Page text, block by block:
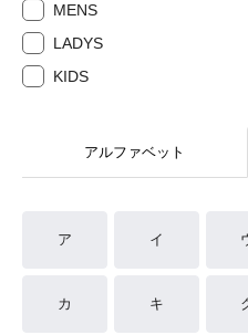
MENS
LADYS
KIDS
アルファベット
ア イ
カ キ